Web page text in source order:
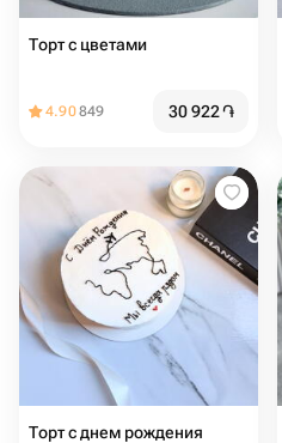
Торт с цветами
4.90849 30 922֏
Торт с днем рождения